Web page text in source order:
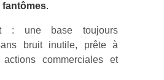
.
: une base toujours
bruit inutile, prête à
commerciales et